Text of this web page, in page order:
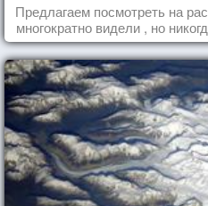
Предлагаем посмотреть на
многократно видели , но